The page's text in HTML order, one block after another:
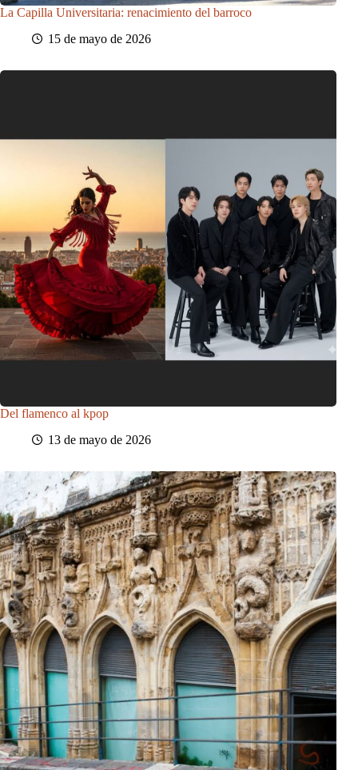
La Capilla Universitaria: renacimiento del barroco
15 de mayo de 2026
Del flamenco al kpop
13 de mayo de 2026